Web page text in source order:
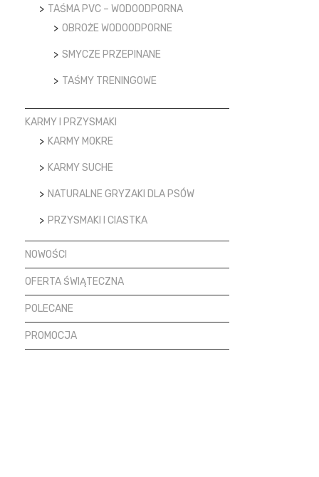
TAŚMA PVC – WODOODPORNA
OBROŻE WODOODPORNE
SMYCZE PRZEPINANE
TAŚMY TRENINGOWE
KARMY I PRZYSMAKI
KARMY MOKRE
KARMY SUCHE
NATURALNE GRYZAKI DLA PSÓW
PRZYSMAKI I CIASTKA
NOWOŚCI
OFERTA ŚWIĄTECZNA
POLECANE
PROMOCJA